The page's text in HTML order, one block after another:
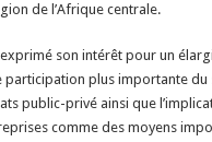
de l’Afrique centrale.
son intérêt pour un
participation plus importante du
public-privé ainsi que
comme des moyens